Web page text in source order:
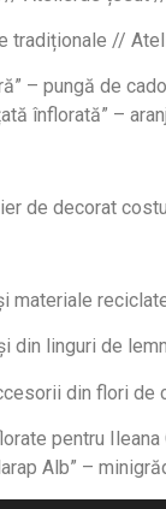
tradiționale //
– pungă de
înflorată” –
de decorat
materiale
din linguri de
din flori de
pentru
Alb” –